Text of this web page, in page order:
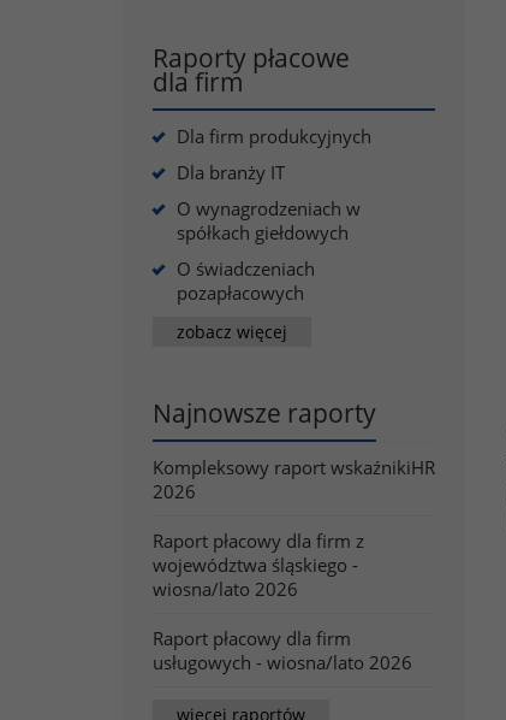
Raporty płacowe
dla firm
Dla firm produkcyjnych
Dla branży IT
O wynagrodzeniach w
spółkach giełdowych
O świadczeniach
pozapłacowych
zobacz więcej
Najnowsze raporty
Kompleksowy raport wskaźnikiHR
2026
Raport płacowy dla firm z
województwa śląskiego -
wiosna/lato 2026
Raport płacowy dla firm
usługowych - wiosna/lato 2026
więcej raportów